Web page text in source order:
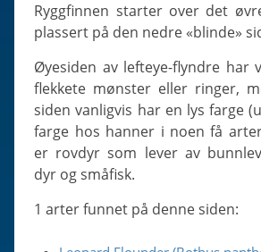
Ryggfinnen starter over det
plassert på den nedre «blinde»
Øyesiden av lefteye-flyndre har vanligvis flekker,
flekkete mønster eller ringer,
siden vanligvis har en lys farge
farge hos hanner i noen få
er rovdyr som lever av
dyr og småfisk.
1 arter funnet på denne siden: